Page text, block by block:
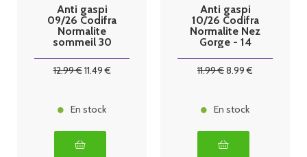
Anti gaspi
09/26 Codifra
Normalite
sommeil 30
12.99€11.49€
En stock
Anti gaspi
10/26 Codifra
Normalite Nez
Gorge - 14
11.99€8.99 €
En stock